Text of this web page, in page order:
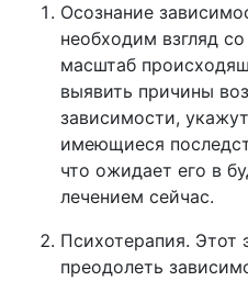
Осознание
необходим взгляд
масштаб
выявить причины
зависимости,
имеющиеся
что ожидает его в
лечением сейчас.
Психотерапия. Этот
преодолеть